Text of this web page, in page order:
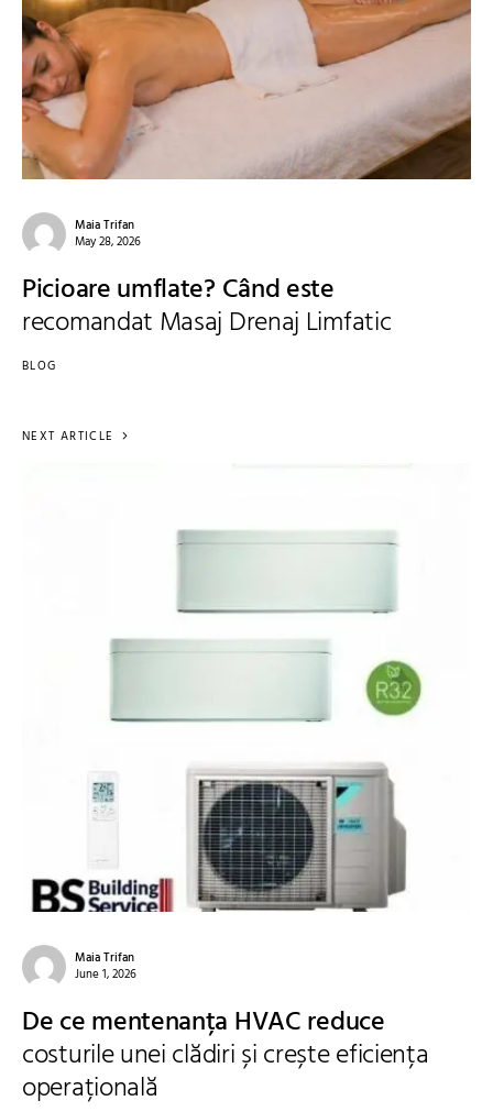
Maia Trifan
May 28, 2026
Picioare umflate? Când este
recomandat Masaj Drenaj Limfatic
BLOG
NEXT ARTICLE
Maia Trifan
June 1, 2026
De ce mentenanța HVAC reduce
costurile unei clădiri și crește eficiența
operațională